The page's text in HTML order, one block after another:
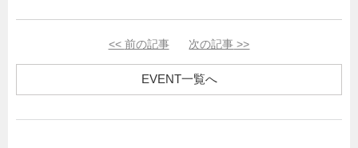
<< 前の記事 次の記事 >>
EVENT一覧へ